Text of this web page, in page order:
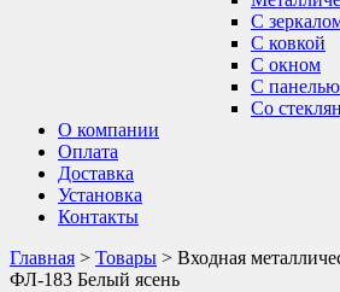
С
С ковкой
С окном
С
Со
О компании
Оплата
Доставка
Установка
Контакты
Главная > Товары > Входная
ФЛ-183 Белый ясень